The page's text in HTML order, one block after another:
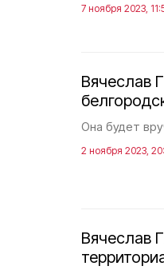
7 ноября 2023,
Вячеслав
Она будет
2 ноября 2023,
Вячеслав